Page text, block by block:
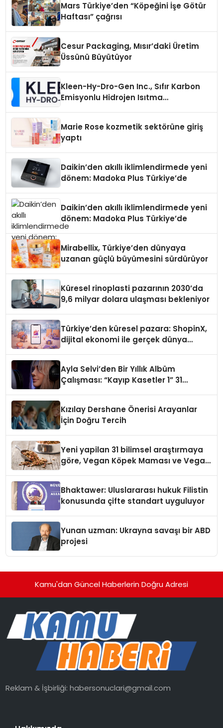
Mars Türkiye’den “Köpeğini İşe Götür
Haftası” çağrısı
Cesur Packaging, Mısır’daki Üretim
Üssünü Büyütüyor
Kleen-Hy-Dro-Gen Inc., Sıfır Karbon
Emisyonlu Hidrojen Isıtma
Marie Rose kozmetik sektörüne giriş
yaptı
Daikin’den akıllı iklimlendirmede yeni
dönem: Madoka Plus Türkiye’de
Daikin’den akıllı iklimlendirmede yeni
dönem: Madoka Plus Türkiye’de
Mirabellix, Türkiye’den dünyaya
uzanan güçlü büyümesini sürdürüyor
Küresel rinoplasti pazarının 2030’da
9,6 milyar dolara ulaşması bekleniyor
Türkiye’den küresel pazara: ShopinX,
dijital ekonomi ile gerçek dünya
Ayla Selvi’den Bir Yıllık Albüm
Çalışması: “Kayıp Kasetler 1” 31
Kızılay Dershane Önerisi Arayanlar
İçin Doğru Tercih
Yeni yapilan 31 bilimsel araştırmaya
göre, Vegan Köpek Maması ve Vegan
Bhaktawer: Uluslararası hukuk Filistin
konusunda çifte standart uyguluyor
Yunan uzman: Ukrayna savaşı bir ABD
projesi
Kamu'dan Güncel Haberlerin Doğru Adresi
Reklam & İşbirliği:habersonuclari@gmail.com